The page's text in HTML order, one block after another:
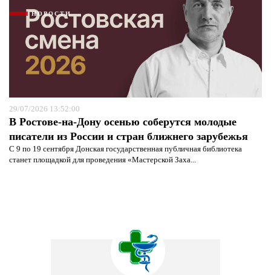
НОВОСТИ
29/07/2026 13:52:00
В Ростове-на-Дону осенью соберутся молодые
писатели из России и стран ближнего зарубежья
С 9 по 19 сентября Донская государственная публичная библиотека
станет площадкой для проведения «Мастерской Заха...